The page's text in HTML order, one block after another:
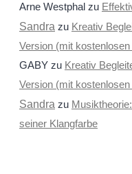
Arne Westphalzu
Sandra zu Kreativ
Version (mit
GABYzu Kreativ
Version (mit
Sandra zu
seiner Klangfarbe